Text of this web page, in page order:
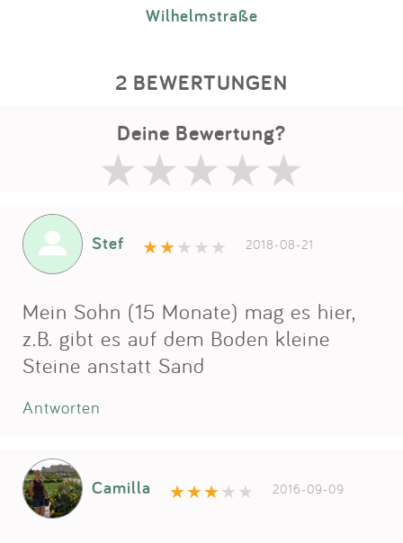
Wilhelmstraße
2 BEWERTUNGEN
Deine Bewertung?
Stef 2018-08-21
Mein Sohn (15 Monate) mag es hier,
z.B. gibt es auf dem Boden kleine
Steine anstatt Sand
Antworten
Camilla 2016-09-09